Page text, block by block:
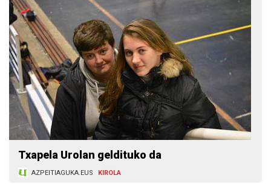
Txapela Urolan geldituko da
AZPEITIAGUKA.EUS KIROLA